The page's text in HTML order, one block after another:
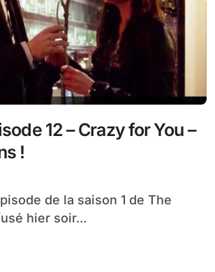
12 – Crazy for You –
!
hier soir...